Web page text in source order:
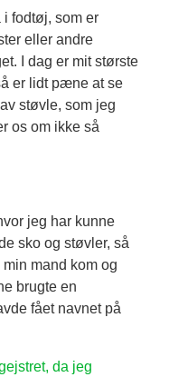
fodtøj, som er
eller andre
I dag er mit største
er lidt pæne at se
støvle, som jeg
os om ikke så
jeg har kunne
sko og støvler, så
mand kom og
brugte en
fået navnet på
da jeg